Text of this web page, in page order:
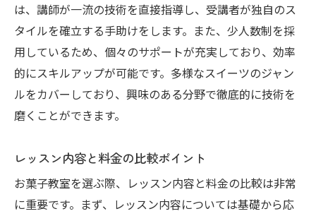
は、講師が一流の技術を直接指導し、受講者が独自のス
タイルを確立する手助けをします。また、少人数制を採
用しているため、個々のサポートが充実しており、効率
的にスキルアップが可能です。多様なスイーツのジャン
ルをカバーしており、興味のある分野で徹底的に技術を
磨くことができます。
レッスン内容と料金の比較ポイント
お菓子教室を選ぶ際、レッスン内容と料金の比較は非常
に重要です。まず、レッスン内容については基礎から応